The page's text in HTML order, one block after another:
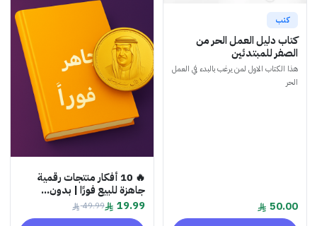
دليل العمل الحر من
للمبتدئين
الاول لمن يرغب بالبدء في العمل
🔥 10 أفكار منتجات رقمية
جاهزة للبيع فورًا | بدون...
49.99